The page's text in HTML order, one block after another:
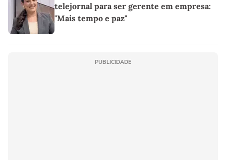
telejornal para ser gerente em empresa:
"Mais tempo e paz"
PUBLICIDADE